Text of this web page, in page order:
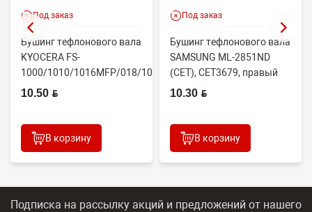
Под заказ
Бушинг тефлонового вала
KYOCERA FS-
1000/1010/1016MFP/018/1020/1030D
(CET), CET4313B, ...
10.50 BYN
В корзину
Под заказ
Бушинг тефлонового вала
SAMSUNG ML-2851ND
(CET), CET3679, правый
JC61-02335A
10.30 BYN
В корзину
Подписка на рассылку акций и предложений от нашего